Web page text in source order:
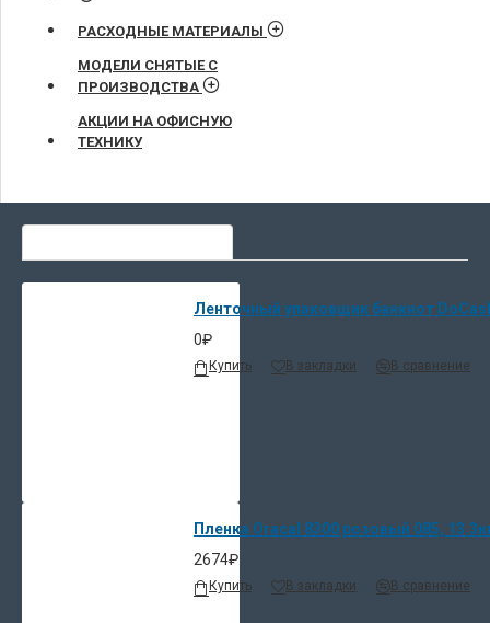
РАСХОДНЫЕ МАТЕРИАЛЫ
МОДЕЛИ СНЯТЫЕ С
ПРОИЗВОДСТВА
АКЦИИ НА ОФИСНУЮ
ТЕХНИКУ
Ленточный упаковщик банкнот
0₽
Купить В закладки В сравнение
Пленка Oracal 8300 розовый 085,
2674₽
Купить В закладки В сравнение